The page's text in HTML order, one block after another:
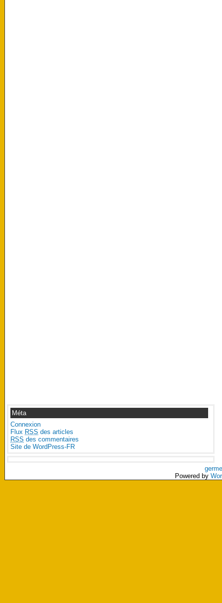
Méta
Connexion
Flux RSS des articles
RSS des commentaires
Site de WordPress-FR
Powered by